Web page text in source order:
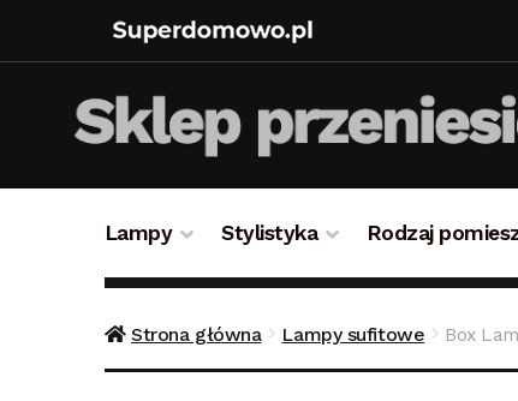
Lampy Stylistyka Rodzaj
Strona główna Lampy sufitowe Box